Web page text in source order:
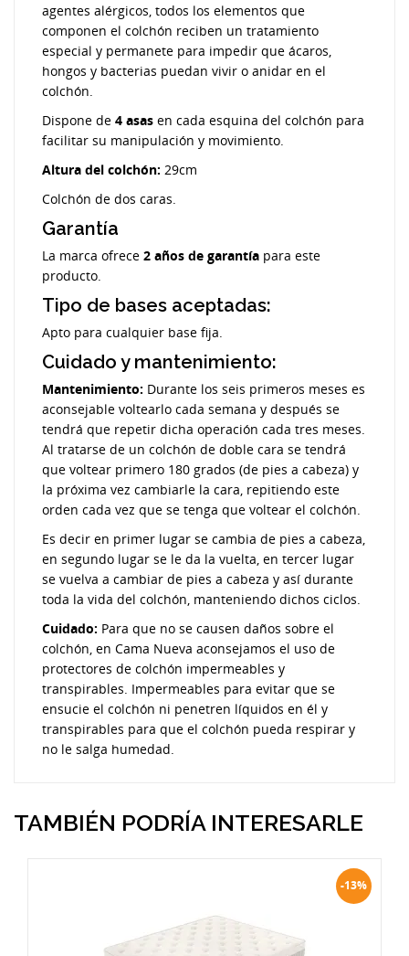
agentes alérgicos, todos los elementos que
componen el colchón reciben un tratamiento
especial y permanete para impedir que ácaros,
hongos y bacterias puedan vivir o anidar en el
colchón.
Dispone de 4 asas en cada esquina del colchón para
facilitar su manipulación y movimiento.
Altura del colchón: 29cm
Colchón de dos caras.
Garantía
La marca ofrece 2 años de garantía para este
producto.
Tipo de bases aceptadas:
Apto para cualquier base fija.
Cuidado y mantenimiento:
Mantenimiento: Durante los seis primeros meses es
aconsejable voltearlo cada semana y después se
tendrá que repetir dicha operación cada tres meses.
Al tratarse de un colchón de doble cara se tendrá
que voltear primero 180 grados (de pies a cabeza) y
la próxima vez cambiarle la cara, repitiendo este
orden cada vez que se tenga que voltear el colchón.
Es decir en primer lugar se cambia de pies a cabeza,
en segundo lugar se le da la vuelta, en tercer lugar
se vuelva a cambiar de pies a cabeza y así durante
toda la vida del colchón, manteniendo dichos ciclos.
Cuidado: Para que no se causen daños sobre el
colchón, en Cama Nueva aconsejamos el uso de
protectores de colchón impermeables y
transpirables. Impermeables para evitar que se
ensucie el colchón ni penetren líquidos en él y
transpirables para que el colchón pueda respirar y
no le salga humedad.
TAMBIÉN PODRÍA INTERESARLE
-13%